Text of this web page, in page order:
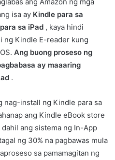
isa ay Kindle para sa
sa iPad , kaya hindi
ng Kindle E-reader kung
Ang buong proseso ng
ay maaaring
.
nag-install ng Kindle para sa
ang Kindle eBook store
ang sistema ng In-App
ng 30% na pagbawas mula
sa pamamagitan ng